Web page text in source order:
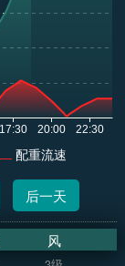
配重流速
后一天
风